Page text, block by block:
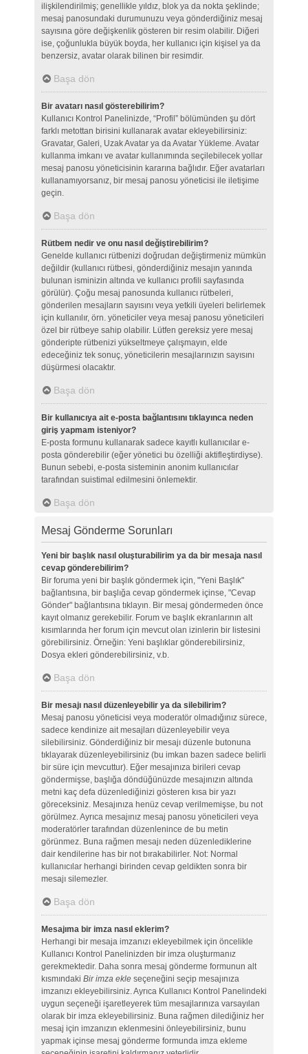
ilişkilendirilmiş; genellikle yıldız, blok ya da nokta şeklinde;
mesaj panosundaki durumunuzu veya gönderdiğiniz mesaj
sayısına göre değişkenlik gösteren bir resim olabilir. Diğeri
ise, çoğunlukla büyük boyda, her kullanıcı için kişisel ya da
benzersiz, avatar olarak bilinen bir resimdir.
Başa dön
Bir avatarı nasıl gösterebilirim?
Kullanıcı Kontrol Panelinizde, “Profil” bölümünden şu dört
farklı metottan birisini kullanarak avatar ekleyebilirsiniz:
Gravatar, Galeri, Uzak Avatar ya da Avatar Yükleme. Avatar
kullanma imkanı ve avatar kullanımında seçilebilecek yollar
mesaj panosu yöneticisinin kararına bağlıdır. Eğer avatarları
kullanamıyorsanız, bir mesaj panosu yöneticisi ile iletişime
geçin.
Başa dön
Rütbem nedir ve onu nasıl değiştirebilirim?
Genelde kullanıcı rütbenizi doğrudan değiştirmeniz mümkün
değildir (kullanıcı rütbesi, gönderdiğiniz mesajın yanında
bulunan isminizin altında ve kullanıcı profili sayfasında
görülür). Çoğu mesaj panosunda kullanıcı rütbeleri,
gönderilen mesajların sayısını veya yetkili üyeleri belirlemek
için kullanılır, örn. yöneticiler veya mesaj panosu yöneticileri
özel bir rütbeye sahip olabilir. Lütfen gereksiz yere mesaj
gönderipte rütbenizi yükseltmeye çalışmayın, elde
edeceğiniz tek sonuç, yöneticilerin mesajlarınızın sayısını
düşürmesi olacaktır.
Başa dön
Bir kullanıcıya ait e-posta bağlantısını tıklayınca neden
giriş yapmam isteniyor?
E-posta formunu kullanarak sadece kayıtlı kullanıcılar e-
posta gönderebilir (eğer yönetici bu özelliği aktifleştirdiyse).
Bunun sebebi, e-posta sisteminin anonim kullanıcılar
tarafından suistimal edilmesini önlemektir.
Başa dön
Mesaj Gönderme Sorunları
Yeni bir başlık nasıl oluşturabilirim ya da bir mesaja nasıl
cevap gönderebilirim?
Bir foruma yeni bir başlık göndermek için, "Yeni Başlık"
bağlantısına, bir başlığa cevap göndermek içinse, "Cevap
Gönder" bağlantısına tıklayın. Bir mesaj göndermeden önce
kayıt olmanız gerekebilir. Forum ve başlık ekranlarının alt
kısımlarında her forum için mevcut olan izinlerin bir listesini
görebilirsiniz. Örneğin: Yeni başlıklar gönderebilirsiniz,
Dosya ekleri gönderebilirsiniz, v.b.
Başa dön
Bir mesajı nasıl düzenleyebilir ya da silebilirim?
Mesaj panosu yöneticisi veya moderatör olmadığınız sürece,
sadece kendinize ait mesajları düzenleyebilir veya
silebilirsiniz. Gönderdiğiniz bir mesajı düzenle butonuna
tıklayarak düzenleyebilirsiniz (bu imkan bazen sadece belirli
bir süre için mevcuttur). Eğer mesajınıza birileri cevap
göndermişse, başlığa döndüğünüzde mesajınızın altında
metni kaç defa düzenlediğinizi gösteren kısa bir yazı
göreceksiniz. Mesajınıza henüz cevap verilmemişse, bu not
görülmez. Ayrıca mesajınız mesaj panosu yöneticileri veya
moderatörler tarafından düzenlenince de bu metin
görünmez. Buna rağmen mesajı neden düzenlediklerine
dair kendilerine has bir not bırakabilirler. Not: Normal
kullanıcılar herhangi birinden cevap geldikten sonra bir
mesajı silemezler.
Başa dön
Mesajıma bir imza nasıl eklerim?
Herhangi bir mesaja imzanızı ekleyebilmek için öncelikle
Kullanıcı Kontrol Panelinizden bir imza oluşturmanız
gerekmektedir. Daha sonra mesaj gönderme formunun alt
kısmındaki Bir imza ekleseçeneğini seçip mesajınıza
imzanızı ekleyebilirsiniz. Ayrıca Kullanıcı Kontrol Panelindeki
uygun seçeneği işaretleyerek tüm mesajlarınıza varsayılan
olarak bir imza ekleyebilirsiniz. Buna rağmen dilediğiniz her
mesaj için imzanızın eklenmesini önleyebilirsiniz, bunu
yapmak içinse mesaj gönderme formunda imza ekleme